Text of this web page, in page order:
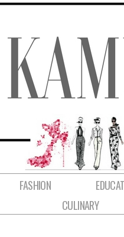
FASHION
CULINARY